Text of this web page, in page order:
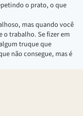
o prato, o que
mas quando você
o trabalho. Se fizer em
truque que
não consegue, mas é